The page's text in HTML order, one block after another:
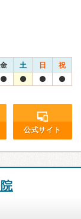
金 土 日 祝
公式サイト